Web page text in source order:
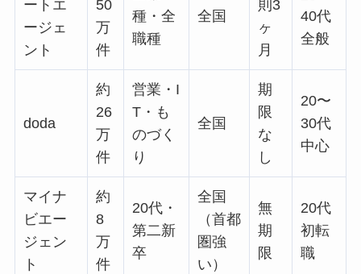
ートエ
ージェ
ント
50
万
件
種・全
職種
全国
則3
ヶ
月
40代
全般
doda
約
26
万
件
営業・I
T・も
のづく
り
全国
期
限
な
し
20〜
30代
中心
マイナ
ビエー
ジェン
ト
約
8
万
件
20代・
第二新
卒
全国
（首都
圏強
い）
無
期
限
20代
初転
職